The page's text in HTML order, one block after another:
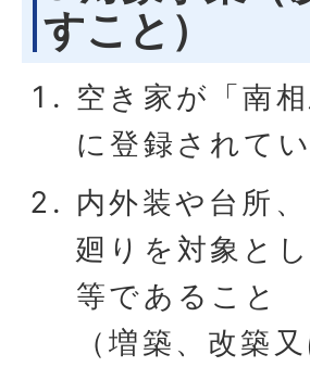
すこと）
空き家が「南
に登録されて
内外装や台所
廻りを対象と
等であること
（増築、改築